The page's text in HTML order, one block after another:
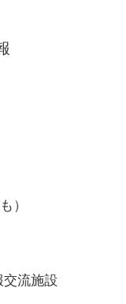
）
流施設